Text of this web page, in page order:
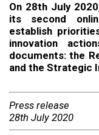
On 28th July 2020,
its second
establish
innovation
documents: the
and the Strategic
Press release
28th July 2020